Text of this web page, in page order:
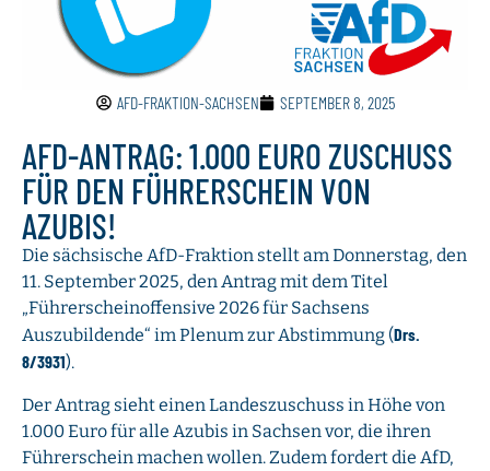
AFD-FRAKTION-SACHSEN SEPTEMBER 8, 2025
AFD-ANTRAG: 1.000 EURO ZUSCHUSS
FÜR DEN FÜHRERSCHEIN VON
AZUBIS!
Die sächsische AfD-Fraktion stellt am Donnerstag, den
11. September 2025, den Antrag mit dem Titel
„Führerscheinoffensive 2026 für Sachsens
Auszubildende“ im Plenum zur Abstimmung (Drs.
8/3931).
Der Antrag sieht einen Landeszuschuss in Höhe von
1.000 Euro für alle Azubis in Sachsen vor, die ihren
Führerschein machen wollen. Zudem fordert die AfD,